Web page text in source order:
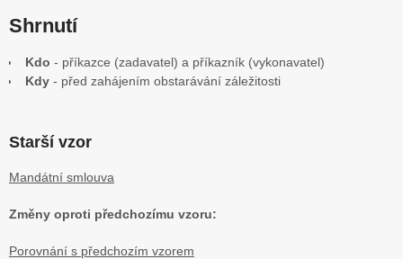
Shrnutí
Kdo - příkazce (zadavatel) a příkazník (vykonavatel)
Kdy - před zahájením obstarávání záležitosti
Starší vzor
Mandátní smlouva
Změny oproti předchozímu vzoru:
Porovnání s předchozím vzorem